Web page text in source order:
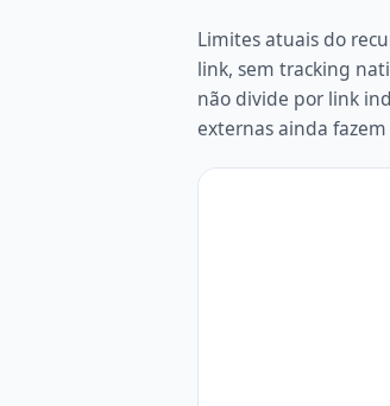
Limites atuais do
link, sem tracking
não divide por link
externas ainda